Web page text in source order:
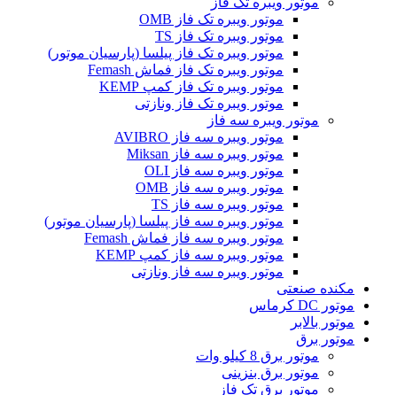
موتور ویبره تک فاز OMB
موتور ویبره تک فاز TS
موتور ویبره تک فاز پیلسا (پارسیان موتور)
موتور ویبره تک فاز فماش Femash
موتور ویبره تک فاز کمپ KEMP
موتور ویبره تک فاز ونازتی
موتور ویبره سه فاز
موتور ویبره سه فاز AVIBRO
موتور ویبره سه فاز Miksan
موتور ویبره سه فاز OLI
موتور ویبره سه فاز OMB
موتور ویبره سه فاز TS
موتور ویبره سه فاز پیلسا (پارسیان موتور)
موتور ویبره سه فاز فماش Femash
موتور ویبره سه فاز کمپ KEMP
موتور ویبره سه فاز ونازتی
مکنده صنعتی
موتور DC کرماس
موتور بالابر
موتور برق
موتور برق 8 کیلو وات
موتور برق بنزینی
موتور برق تک فاز